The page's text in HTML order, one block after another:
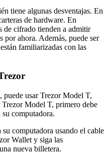
tiene algunas desventajas. En
de hardware. En
de cifrado tienden a admitir
por ahora. Además, puede ser
familiarizadas con las
puede usar Trezor Model T,
Trezor Model T, primero debe
computadora.
computadora usando el cable
Wallet y siga las
nueva billetera.